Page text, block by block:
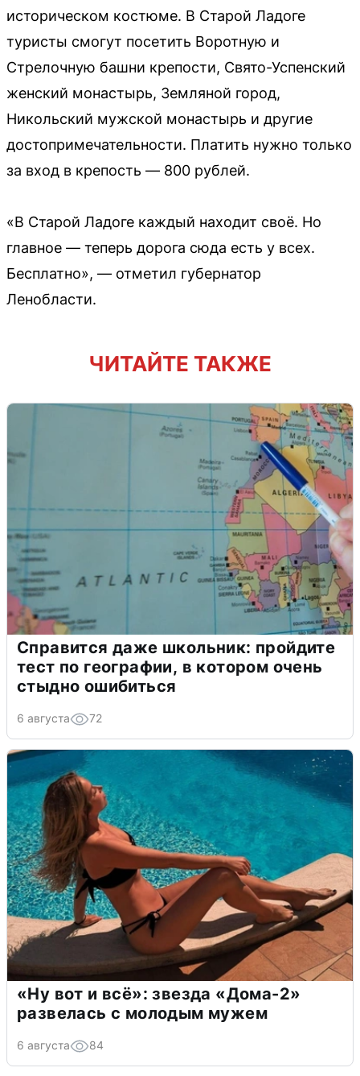
историческом костюме. В Старой Ладоге
туристы смогут посетить Воротную и
Стрелочную башни крепости, Свято-Успенский
женский монастырь, Земляной город,
Никольский мужской монастырь и другие
достопримечательности. Платить нужно только
за вход в крепость — 800 рублей.
«В Старой Ладоге каждый находит своё. Но
главное — теперь дорога сюда есть у всех.
Бесплатно», — отметил губернатор
Ленобласти.
ЧИТАЙТЕ ТАКЖЕ
Справится даже школьник: пройдите
тест по географии, в котором очень
стыдно ошибиться
6 августа 72
«Ну вот и всё»: звезда «Дома-2»
развелась с молодым мужем
6 августа 84